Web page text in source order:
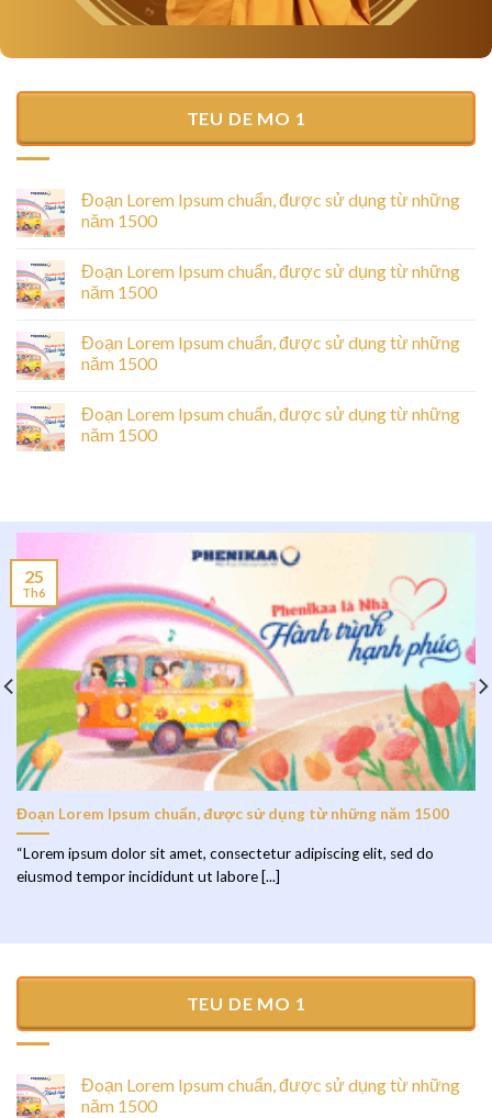
TEU DE MO 1
Đoạn Lorem Ipsum chuẩn, được sử dụng từ những
năm 1500
Đoạn Lorem Ipsum chuẩn, được sử dụng từ những
năm 1500
Đoạn Lorem Ipsum chuẩn, được sử dụng từ những
năm 1500
Đoạn Lorem Ipsum chuẩn, được sử dụng từ những
năm 1500
Đoạn Lorem Ipsum chuẩn, được sử dụng từ những năm 1500
“Lorem ipsum dolor sit amet, consectetur adipiscing elit, sed do
eiusmod tempor incididunt ut labore [...]
25
Th6
TEU DE MO 1
Đoạn Lorem Ipsum chuẩn, được sử dụng từ những
năm 1500